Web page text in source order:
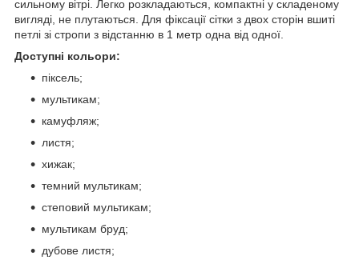
сильному вітрі. Легко розкладаються, компактні у складеному
вигляді, не плутаються. Для фіксації сітки з двох сторін вшиті
петлі зі стропи з відстанню в 1 метр одна від одної.
Доступні кольори:
піксель;
мультикам;
камуфляж;
листя;
хижак;
темний мультикам;
степовий мультикам;
мультикам бруд;
дубове листя;